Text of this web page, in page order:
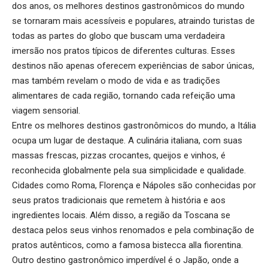
dos anos, os melhores destinos gastronômicos do mundo
se tornaram mais acessíveis e populares, atraindo turistas de
todas as partes do globo que buscam uma verdadeira
imersão nos pratos típicos de diferentes culturas. Esses
destinos não apenas oferecem experiências de sabor únicas,
mas também revelam o modo de vida e as tradições
alimentares de cada região, tornando cada refeição uma
viagem sensorial.
Entre os melhores destinos gastronômicos do mundo, a Itália
ocupa um lugar de destaque. A culinária italiana, com suas
massas frescas, pizzas crocantes, queijos e vinhos, é
reconhecida globalmente pela sua simplicidade e qualidade.
Cidades como Roma, Florença e Nápoles são conhecidas por
seus pratos tradicionais que remetem à história e aos
ingredientes locais. Além disso, a região da Toscana se
destaca pelos seus vinhos renomados e pela combinação de
pratos autênticos, como a famosa bistecca alla fiorentina.
Outro destino gastronômico imperdível é o Japão, onde a